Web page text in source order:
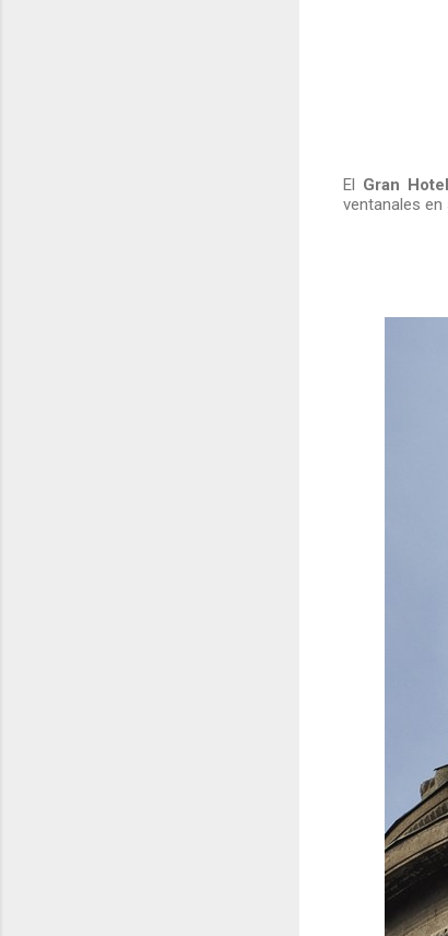
El Gran
ventanales